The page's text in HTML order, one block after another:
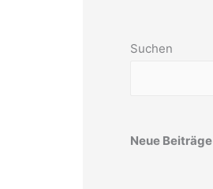
Suchen
Neue Beiträge